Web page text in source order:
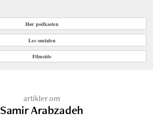
Hør podkasten
Les omtalen
Filmside
artikler om
Samir Arabzadeh